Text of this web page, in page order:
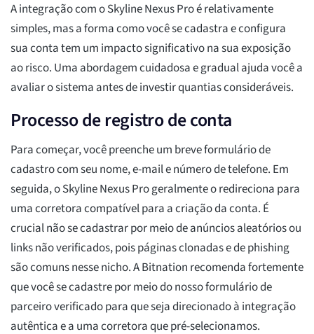
A integração com o Skyline Nexus Pro é relativamente
simples, mas a forma como você se cadastra e configura
sua conta tem um impacto significativo na sua exposição
ao risco. Uma abordagem cuidadosa e gradual ajuda você a
avaliar o sistema antes de investir quantias consideráveis.
Processo de registro de conta
Para começar, você preenche um breve formulário de
cadastro com seu nome, e-mail e número de telefone. Em
seguida, o Skyline Nexus Pro geralmente o redireciona para
uma corretora compatível para a criação da conta. É
crucial não se cadastrar por meio de anúncios aleatórios ou
links não verificados, pois páginas clonadas e de phishing
são comuns nesse nicho. A Bitnation recomenda fortemente
que você se cadastre por meio do nosso formulário de
parceiro verificado para que seja direcionado à integração
autêntica e a uma corretora que pré-selecionamos.